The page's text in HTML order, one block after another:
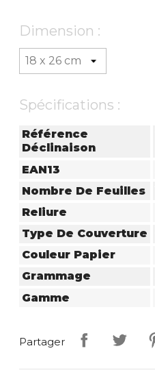
Dimension :
Spécifications :
Référence
Déclinaison
EAN13
Nombre De Feuilles
Reliure
Type De Couverture
Couleur Papier
Grammage
Gamme
Partager